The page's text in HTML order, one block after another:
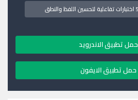
حمل تطبيق الاندرويد
حمل تطبيق الايفون